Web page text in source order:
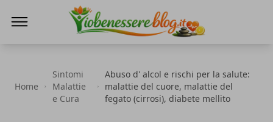
Home
Sintomi
Malattie
e Cura
Abuso d' alcol e rischi per la salute:
malattie del cuore, malattie del
fegato (cirrosi), diabete mellito